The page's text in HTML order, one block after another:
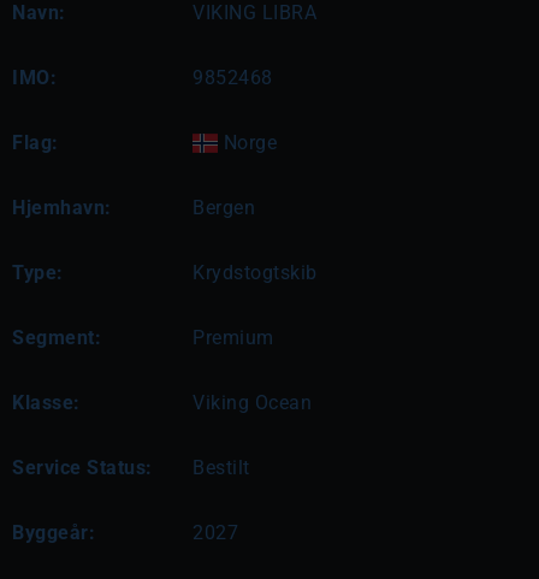
Navn: VIKING LIBRA
IMO: 9852468
Flag: Norge
Hjemhavn: Bergen
Type: Krydstogtskib
Segment: Premium
Klasse: Viking Ocean
Service Status: Bestilt
Byggeår: 2027